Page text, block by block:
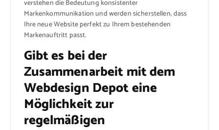
verstehen die Bedeutung konsistenter
Markenkommunikation und werden sicherstellen, dass
Ihre neue Website perfekt zu Ihrem bestehenden
Markenauftritt passt.
Gibt es bei der
Zusammenarbeit mit dem
Webdesign Depot eine
Möglichkeit zur
regelmäßigen